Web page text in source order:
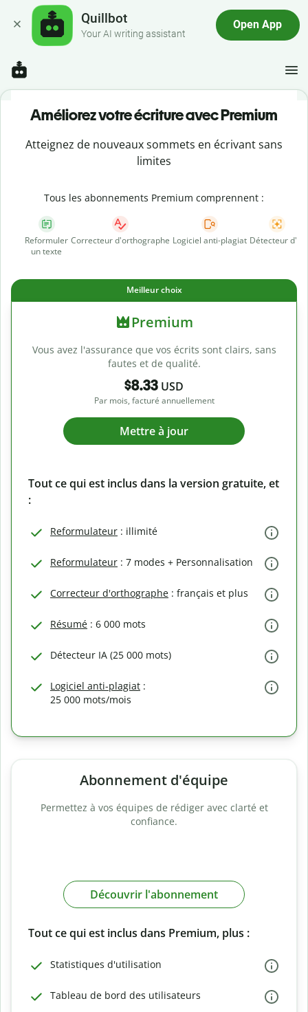
Quillbot
Your AI writing assistant
Open App
Améliorez votre écriture avec Premium
Atteignez de nouveaux sommets en écrivant sans
limites
Tous les abonnements Premium comprennent :
Reformuler
un texte
Correcteur d'orthographe Logiciel anti-plagiat Détecteur d'IA
Meilleur choix
Premium
Vous avez l'assurance que vos écrits sont clairs, sans
fautes et de qualité.
$8.33 USD
Par mois, facturé annuellement
Mettre à jour
Tout ce qui est inclus dans la version gratuite, et
:
Reformulateur : illimité
Reformulateur : 7 modes + Personnalisation
Correcteur d'orthographe : français et plus
Résumé : 6 000 mots
Détecteur IA (25 000 mots)
Logiciel anti-plagiat :
25 000 mots/mois
Abonnement d'équipe
Permettez à vos équipes de rédiger avec clarté et
confiance.
Découvrir l'abonnement
Tout ce qui est inclus dans Premium, plus :
Statistiques d'utilisation
Tableau de bord des utilisateurs